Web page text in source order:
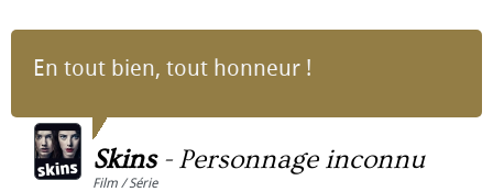
En tout bien, tout honneur !
Skins- Personnage inconnu
Film / Série